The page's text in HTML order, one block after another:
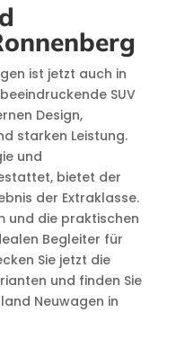
ist jetzt auch in
SUV
Design,
starken Leistung.
und
bietet der
der Extraklasse.
und die praktischen
Begleiter für
Sie jetzt die
und finden Sie
Neuwagen in